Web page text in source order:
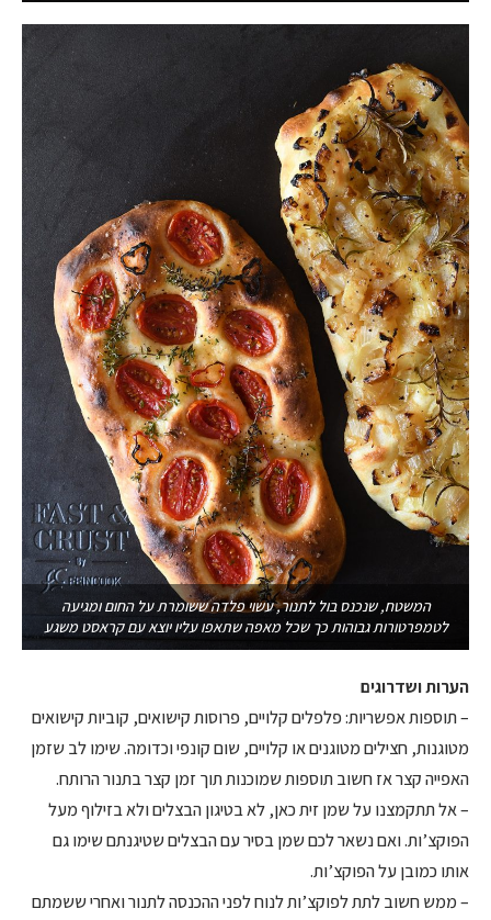
המשטח, שנכנס בול לתנור, עשוי פלדה ששומרת על החום ומגיעה
לטמפרטורות גבוהות כך שכל מאפה שתאפו עליו יוצא עם קראסט משגע
הערות ושדרוגים
– תוספות אפשריות: פלפלים קלויים, פרוסות קישואים, קוביות קישואים
מטוגנות, חצילים מטוגנים או קלויים, שום קונפי וכדומה. שימו לב שזמן
האפייה קצר אז חשוב תוספות שמוכנות תוך זמן קצר בתנור הרותח.
– אל תתקמצנו על שמן זית כאן, לא בטיגון הבצלים ולא בזילוף מעל
הפוקצ’ות. ואם נשאר לכם שמן בסיר עם הבצלים שטיגנתם שימו גם
אותו כמובן על הפוקצ’ות.
– ממש חשוב לתת לפוקצ’ות לנוח לפני ההכנסה לתנור ואחרי ששמתם